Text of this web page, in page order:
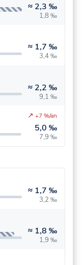
≈ 2,3 ‰
1,8 ‰
≈ 1,7 ‰
3,4 ‰
≈ 2,2 ‰
9,1 ‰
5,0 ‰
7,9 ‰
↗ +7 %/an
≈ 1,7 ‰
3,2 ‰
≈ 1,8 ‰
1,9 ‰